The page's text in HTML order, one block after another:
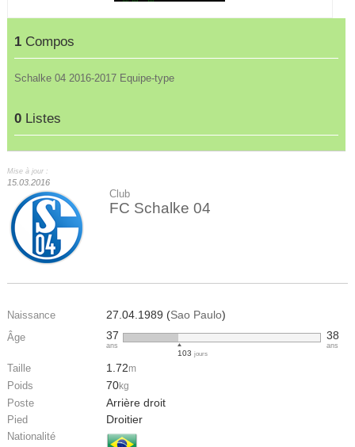
1 Compos
Schalke 04 2016-2017 Equipe-type
0 Listes
Mise à jour :
15.03.2016
Club
FC Schalke 04
Naissance 27.04.1989 (Sao Paulo)
Âge 37
ans
103 jours
38
ans
Taille 1.72m
Poids 70kg
Poste Arrière droit
Pied Droitier
Nationalité